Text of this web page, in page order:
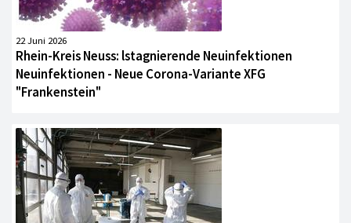
22 Juni 2026
Rhein-Kreis Neuss: lstagnierende Neuinfektionen
Neuinfektionen - Neue Corona-Variante XFG
"Frankenstein"